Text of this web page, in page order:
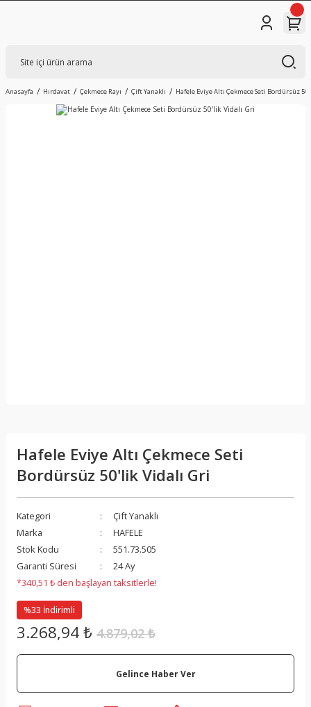
Anasayfa Hırdavat Çekmece Rayı Çift Yanaklı Hafele Eviye Altı Çekmece Seti Bordürsüz
Hafele Eviye Altı Çekmece Seti
Bordürsüz 50'lik Vidalı Gri
Kategori
Çift Yanaklı
Marka
HAFELE
Stok Kodu
551.73.505
Garanti Süresi
24 Ay
*340,51 ₺ den başlayan taksitlerle!
%33 İndirimli
3.268,94 ₺ 4.879,02 ₺
Gelince Haber Ver